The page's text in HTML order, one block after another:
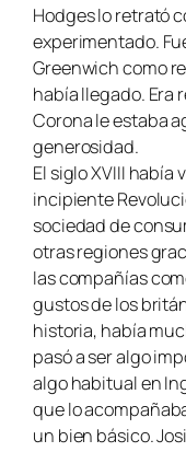
Hodges lo retrató
experimentado.
Greenwich como
había llegado. Era
Corona le estaba
generosidad.
El siglo XVIII había
incipiente
sociedad de
otras regiones
las compañías
gustos de los
historia, había
pasó a ser algo
algo habitual en
que lo
un bien básico.